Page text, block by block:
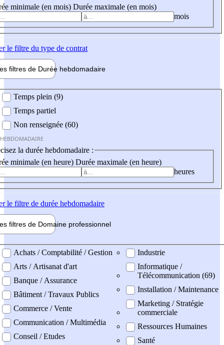
minimale (en mois) Durée maximale (en mois)
mois
le filtre du type de contrat
filtres de Durée hebdomadaire
Temps plein (9)
Temps partiel
Non renseignée (60)
la durée hebdomadaire :
minimale (en heure) Durée maximale (en heure)
heures
le filtre de durée hebdomadaire
filtres de Domaine professionnel
professionel
Achats / Comptabilité / Gestion
Arts / Artisanat d'art
Banque / Assurance
Bâtiment / Travaux Publics
Commerce / Vente
Communication / Multimédia
Conseil / Etudes
Industrie
Informatique /
Télécommunication (69)
Installation / Maintenance
Marketing / Stratégie
commerciale
Ressources Humaines
Santé